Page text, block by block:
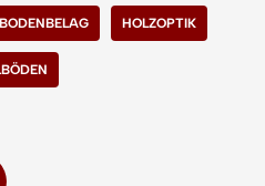
BODENBELAG HOLZOPTIK